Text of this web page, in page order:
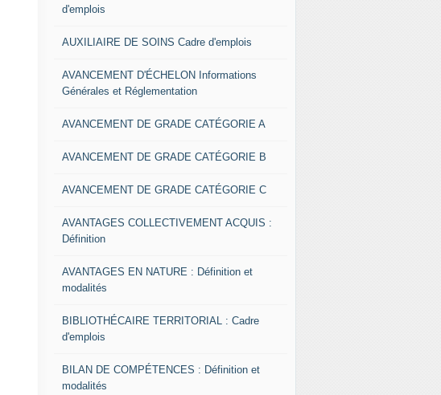
d'emplois
AUXILIAIRE DE SOINS Cadre d'emplois
AVANCEMENT D'ÉCHELON Informations
Générales et Réglementation
AVANCEMENT DE GRADE CATÉGORIE A
AVANCEMENT DE GRADE CATÉGORIE B
AVANCEMENT DE GRADE CATÉGORIE C
AVANTAGES COLLECTIVEMENT ACQUIS :
Définition
AVANTAGES EN NATURE : Définition et
modalités
BIBLIOTHÉCAIRE TERRITORIAL : Cadre
d'emplois
BILAN DE COMPÉTENCES : Définition et
modalités